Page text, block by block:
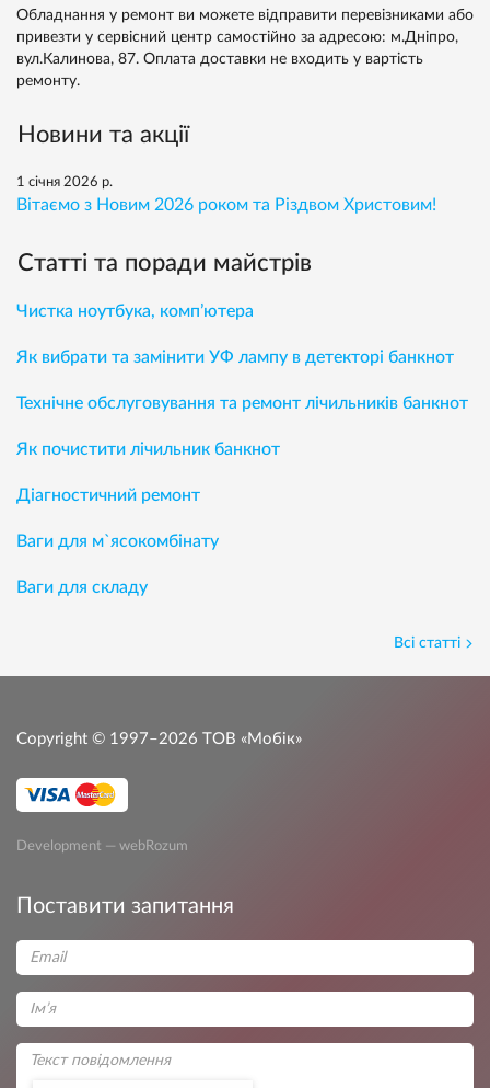
Обладнання у ремонт ви можете відправити перевізниками або
привезти у сервісний центр самостійно за адресою: м.Дніпро,
вул.Калинова, 87. Оплата доставки не входить у вартість
ремонту.
Новини та акції
1 січня 2026 р.
Вітаємо з Новим 2026 роком та Різдвом Христовим!
Статті та поради майстрів
Чистка ноутбука, комп’ютера
Як вибрати та замінити УФ лампу в детекторі банкнот
Технічне обслуговування та ремонт лічильників банкнот
Як почистити лічильник банкнот
Діагностичний ремонт
Ваги для м`ясокомбінату
Ваги для складу
Всі статті
Copyright © 1997–2026 ТОВ «Мобік»
Development — webRozum
Поставити запитання